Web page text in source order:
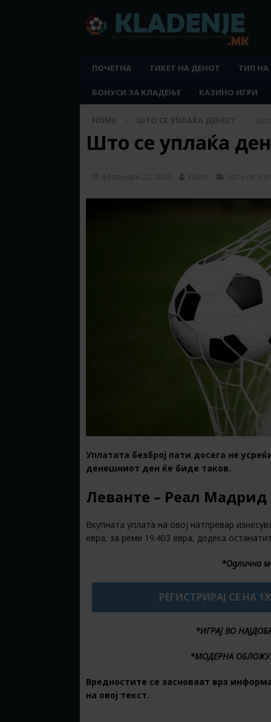
ПОЧЕТНА ТИКЕТ НА ДЕНОТ ТИП
БОНУСИ ЗА КЛАДЕЊЕ КАЗИНО ИГРИ
HOME ШТО СЕ УПЛАЌА ДЕНЕС?
Што се уплаќа
февруари 22, 2020 Viktor Што се
Уплатата безброј пати досега не
денешниот ден ќе биде таков.
Леванте – Реал Мадрид
Вкупната уплата на овој натпревар
евра, за реми 19.403 евра, додека
*Одлична
РЕГИСТРИРАЈ СЕ НА
*ИГРАЈ ВО
*МОДЕРНА
Вредностите се засноваат врз
на овој текст.